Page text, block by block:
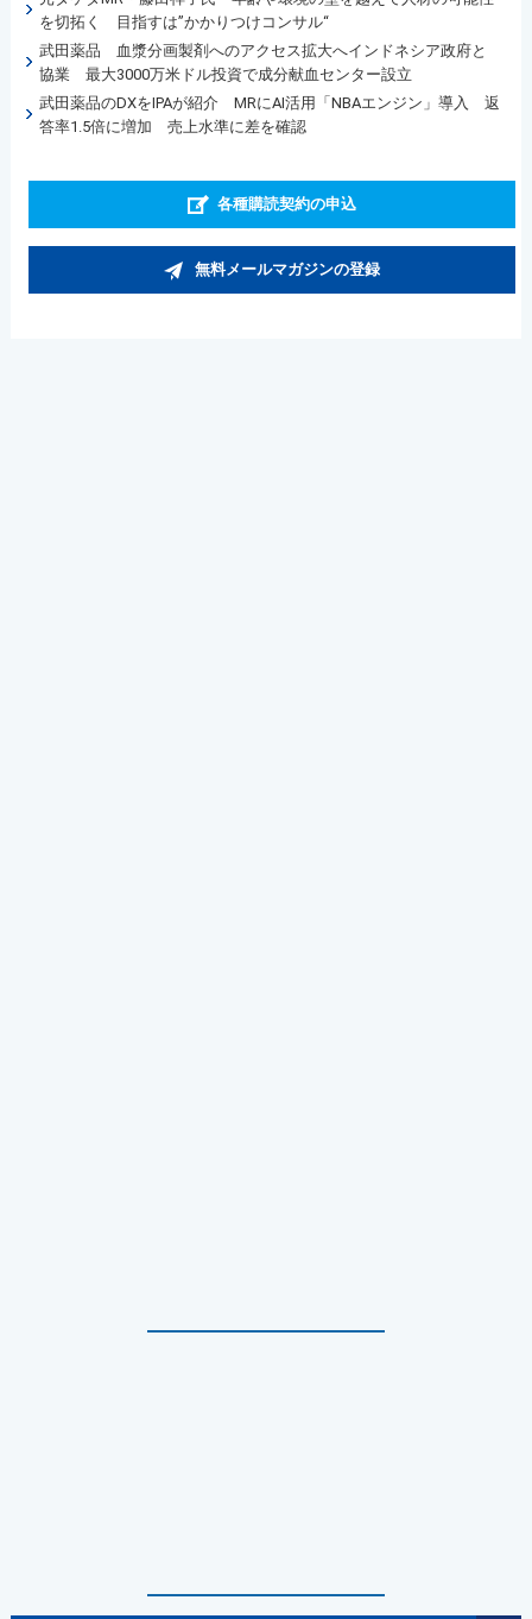
を切拓く 目指すは”かかりつけコンサル“
武田薬品 血漿分画製剤へのアクセス拡大へインドネシア政府と
協業 最大3000万米ドル投資で成分献血センター設立
武田薬品のDXをIPAが紹介 MRにAI活用「NBAエンジン」導入 返
答率1.5倍に増加 売上水準に差を確認
各種購読契約の申込
無料メールマガジンの登録